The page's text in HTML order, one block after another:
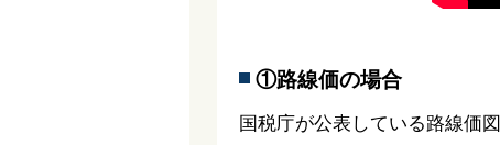
①路線価の場合
国税庁が公表している路線価